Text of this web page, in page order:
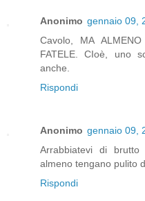
Anonimo gennaio 09,
Cavolo, MA
FATELE. CIoè, uno
anche.
Rispondi
Anonimo gennaio 09,
Arrabbiatevi di
almeno tengano pulito
Rispondi